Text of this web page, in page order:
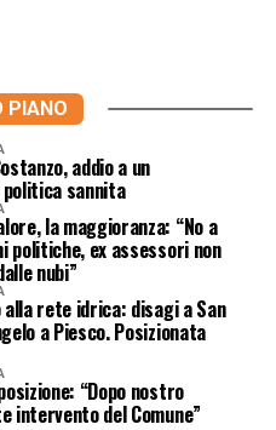
PIANO
addio a un
sannita
la maggioranza: “No a
politiche, ex assessori non
nubi”
rete idrica: disagi a San
a Piesco. Posizionata
“Dopo nostro
intervento del Comune”